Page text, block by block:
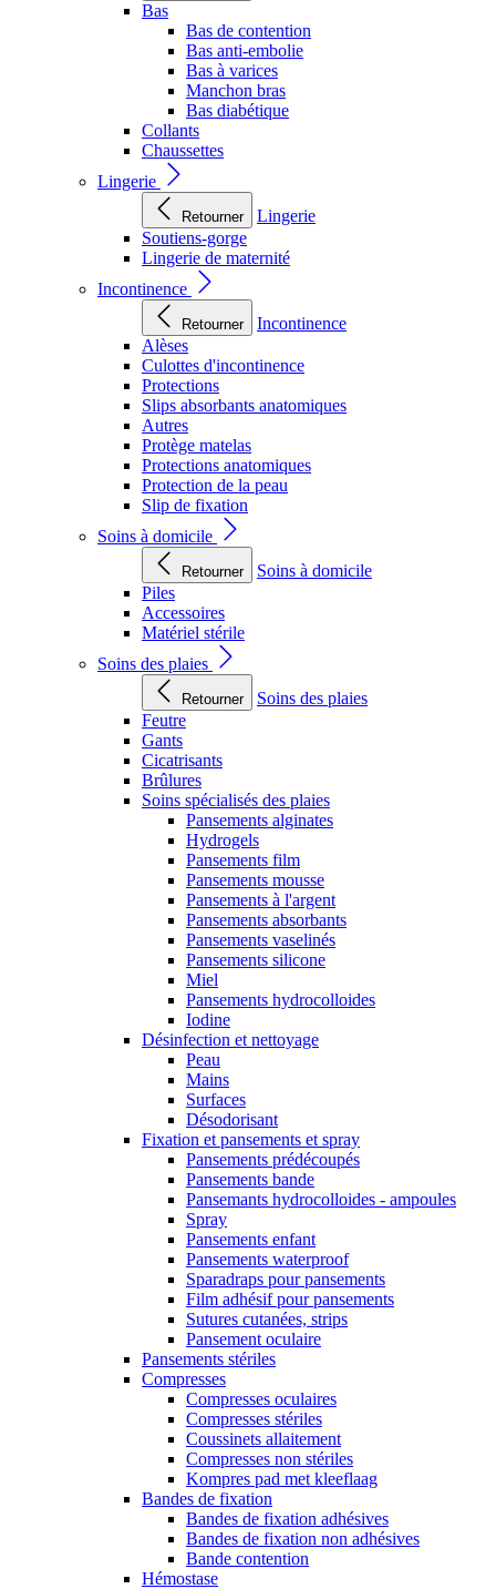
Bas
Bas de contention
Bas anti-embolie
Bas à varices
Manchon bras
Bas diabétique
Collants
Chaussettes
Lingerie
Retourner
Lingerie
Soutiens-gorge
Lingerie de maternité
Incontinence
Retourner
Incontinence
Alèses
Culottes d'incontinence
Protections
Slips absorbants anatomiques
Autres
Protège matelas
Protections anatomiques
Protection de la peau
Slip de fixation
Soins à domicile
Retourner
Soins à domicile
Piles
Accessoires
Matériel stérile
Soins des plaies
Retourner
Soins des plaies
Feutre
Gants
Cicatrisants
Brûlures
Soins spécialisés des plaies
Pansements alginates
Hydrogels
Pansements film
Pansements mousse
Pansements à l'argent
Pansements absorbants
Pansements vaselinés
Pansements silicone
Miel
Pansements hydrocolloides
Iodine
Désinfection et nettoyage
Peau
Mains
Surfaces
Désodorisant
Fixation et pansements et spray
Pansements prédécoupés
Pansements bande
Pansemants hydrocolloides - ampoules
Spray
Pansements enfant
Pansements waterproof
Sparadraps pour pansements
Film adhésif pour pansements
Sutures cutanées, strips
Pansement oculaire
Pansements stériles
Compresses
Compresses oculaires
Compresses stériles
Coussinets allaitement
Compresses non stériles
Kompres pad met kleeflaag
Bandes de fixation
Bandes de fixation adhésives
Bandes de fixation non adhésives
Bande contention
Hémostase